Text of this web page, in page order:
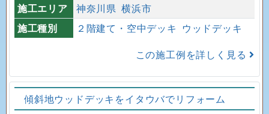
施工エリア 神奈川県 横浜市
施工種別
２階建て・空中デッキ ウッドデッキ
この施工例を詳しく見る
傾斜地ウッドデッキをイタウバでリフォーム